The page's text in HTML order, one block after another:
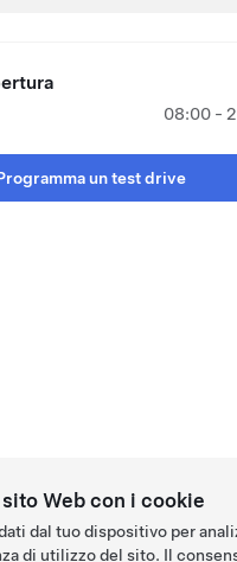
08:00 -
un test drive
Web con i cookie
dal tuo dispositivo per
di utilizzo del sito. Il